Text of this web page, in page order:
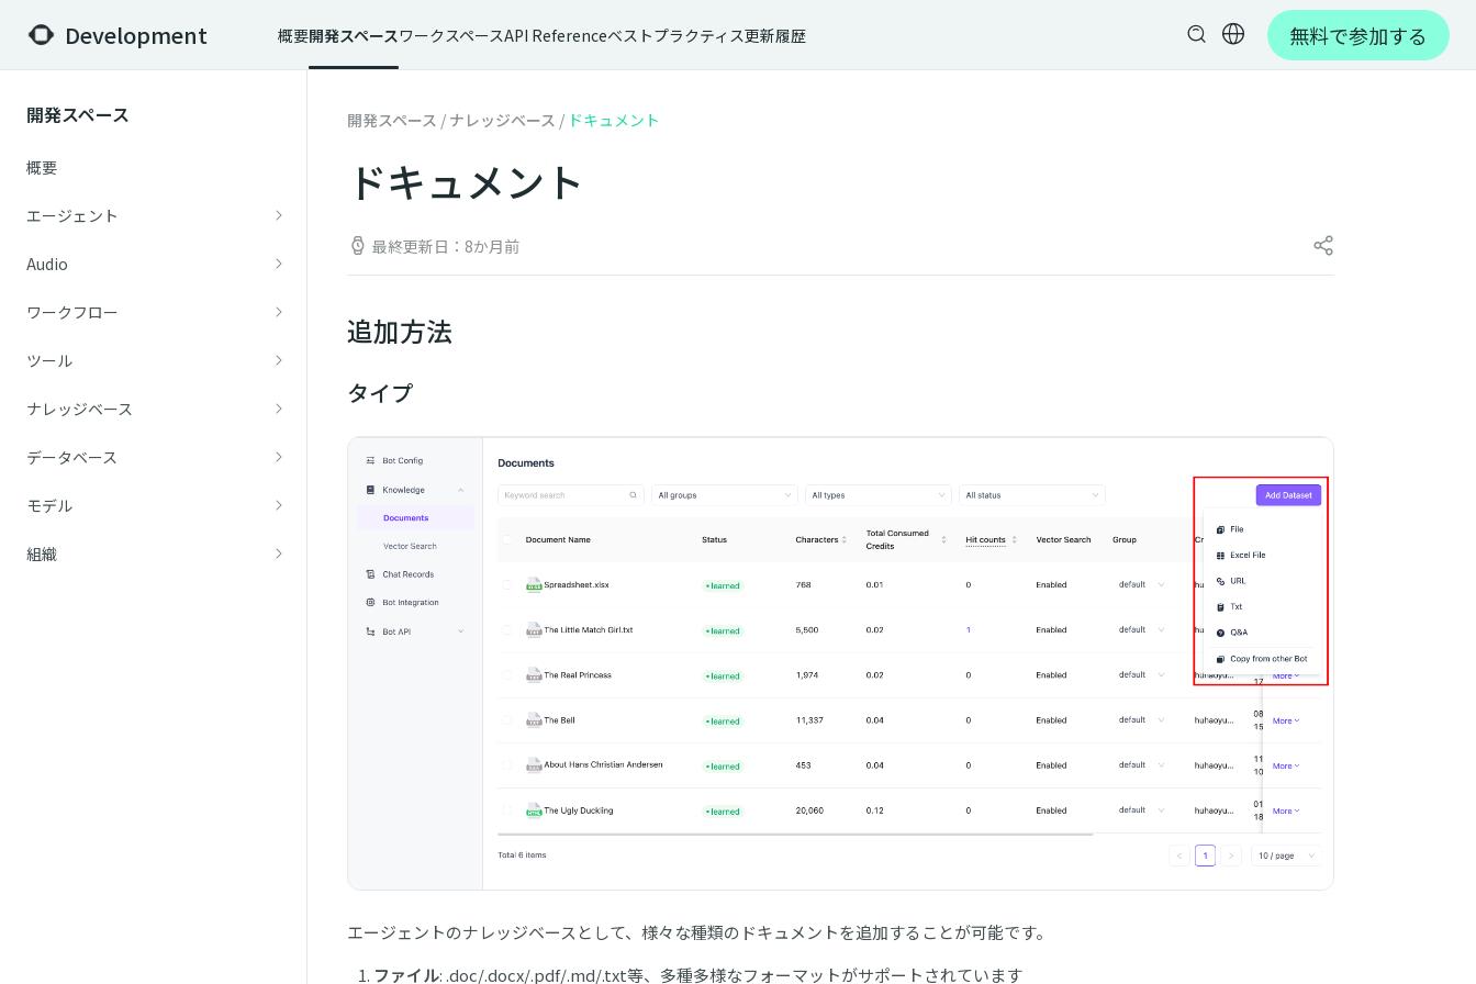
Development 概要開発スペース ワークスペースAPI Referenceベストプラクティス更新履歴 無料で参加する
開発スペース
概要
エージェント
Audio
ワークフロー
ツール
ナレッジベース
データベース
モデル
組織
開発スペース / ナレッジベース / ドキュメント
ドキュメント
最終更新日：8か月前
追加方法
タイプ
エージェントのナレッジベースとして、様々な種類のドキュメントを追加することが可能です。
ファイル: .doc/.docx/.pdf/.md/.txt等、多種多様なフォーマットがサポートされています